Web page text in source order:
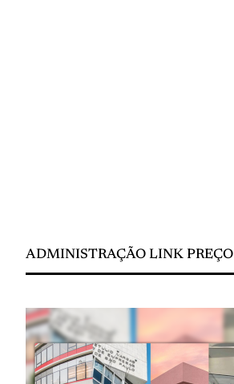
ADMINISTRAÇÃO LINK PREÇO